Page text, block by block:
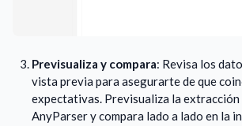
Previsualiza y compara: Revisa los
vista previa para asegurarte de que
expectativas. Previsualiza la extracción
AnyParser y compara lado a lado en la